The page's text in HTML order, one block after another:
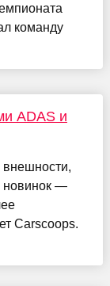
команду
ADAS и
новинок —
Carscoops.